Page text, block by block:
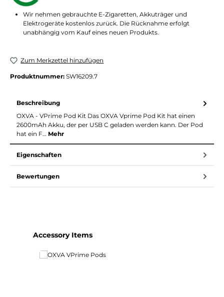
Wir nehmen gebrauchte E-Zigaretten, Akkuträger und
Elektrogeräte kostenlos zurück. Die Rücknahme erfolgt
unabhängig vom Kauf eines neuen Produkts.
Zum Merkzettel hinzufügen
Produktnummer: SW16209.7
Beschreibung
OXVA - VPrime Pod Kit Das OXVA Vprime Pod Kit hat einen
2600mAh Akku, der per USB C geladen werden kann. Der Pod
hat ein F… Mehr
Eigenschaften
Bewertungen
Produktgalerie überspringen
Accessory Items